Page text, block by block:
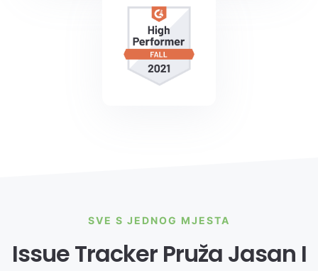
SVE S JEDNOG MJESTA
Issue Tracker Pruža Jasan I